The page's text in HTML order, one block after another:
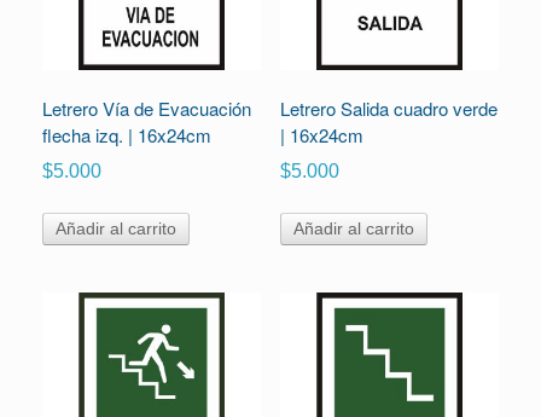
Letrero Vía de Evacuación
flecha izq. | 16x24cm
$5.000
Añadir al carrito
Letrero Salida cuadro verde
| 16x24cm
$5.000
Añadir al carrito